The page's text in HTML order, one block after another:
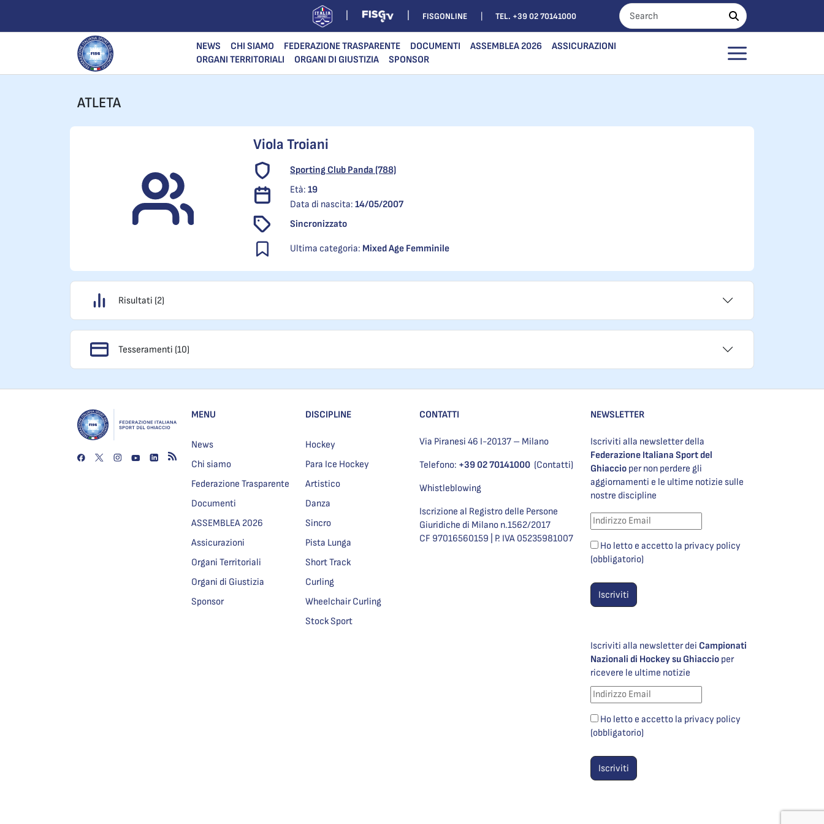
FISGONLINE TEL. +39 02 70141000
NEWS CHI SIAMO FEDERAZIONE TRASPARENTE DOCUMENTI ASSEMBLEA 2026
ASSICURAZIONI
ORGANI TERRITORIALI
ORGANI DI GIUSTIZIA SPONSOR
ATLETA
Viola Troiani
Sporting Club Panda (788)
Età:19
Data di nascita:14/05/2007
Sincronizzato
Ultima categoria: Mixed Age Femminile
Risultati (2)
Tesseramenti (10)
MENU
News
Chi siamo
Federazione Trasparente
Documenti
ASSEMBLEA 2026
Assicurazioni
Organi Territoriali
Organi di Giustizia
Sponsor
DISCIPLINE
Hockey
Para Ice Hockey
Artistico
Danza
Sincro
Pista Lunga
Short Track
Curling
Wheelchair Curling
Stock Sport
CONTATTI
Via Piranesi 46 I-20137 – Milano
Telefono: +39 02 70141000 (Contatti)
Whistleblowing
Iscrizione al Registro delle Persone
Giuridiche di Milano n.1562/2017
CF 97016560159 | P. IVA 05235981007
NEWSLETTER
Iscriviti alla newsletter della
Federazione Italiana Sport del
Ghiaccio per non perdere gli
aggiornamenti e le ultime notizie sulle
nostre discipline
Ho letto e accetto la privacy policy
(obbligatorio)
Iscriviti alla newsletter dei Campionati
Nazionali di Hockey su Ghiaccio per
ricevere le ultime notizie
Ho letto e accetto la privacy policy
(obbligatorio)